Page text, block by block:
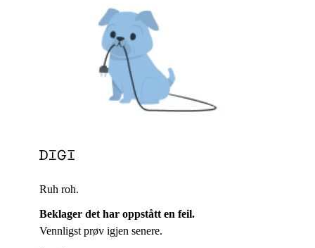
Ruh roh.
Beklager det har oppstått en feil.
Vennligst prøv igjen senere.